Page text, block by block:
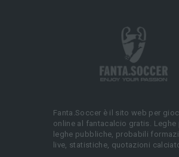
Fanta.Soccer è il sito web per
online al fantacalcio gratis. Leghe
leghe pubbliche, probabili
live, statistiche, quotazioni